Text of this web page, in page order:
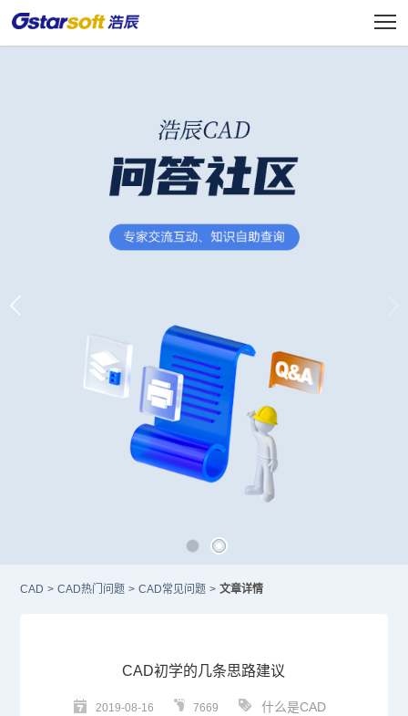
CAD > CAD热门问题 > CAD常见问题 > 文章详情
CAD初学的几条思路建议
2019-08-16 7669 什么是CAD